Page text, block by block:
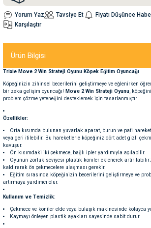
Kabları
Kemikleri
Seyahat Ürünleri
Yorum Yaz Tavsiye Et Fiyatı Düşünce
Karşılaştır
Ürün Bilgisi
Trixie Move 2 Win Strateji Oyunu Köpek Eğitim Oyuncağı
Köpeğinizin zihinsel becerilerini geliştirmeye ve eğlenirken
bir zeka gelişim oyuncağı! Move 2 Win Strateji Oyunu ,
problem çözme yeteneğini desteklemek için tasarlanmıştır.
Özellikler:
Orta kısımda bulunan yuvarlak aparat, burun ve pati
veya geri itilebilir. Bu hareketlerle köpeğiniz dört adet gizli
kavuşur.
Ön kısımdaki iki çekmece, bağlı ipler yardımıyla açılabilir.
Oyunun zorluk seviyesi plastik koniler eklenerek
kaldırarak ön çekmecelere ulaşması gerekir.
Eğitim sırasında köpeğinizin becerilerini geliştirmeye ve
artırmaya yardımcı olur.
Kullanım ve Temizlik:
Çekmece ve koniler elde veya bulaşık makinesinde kolayca
Kaymayı önleyen plastik ayakları sayesinde sabit durur.